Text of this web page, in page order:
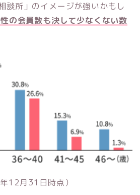
談所」のイメージが強いかもし
の会員数も決して少なくない数
12月31日時点）